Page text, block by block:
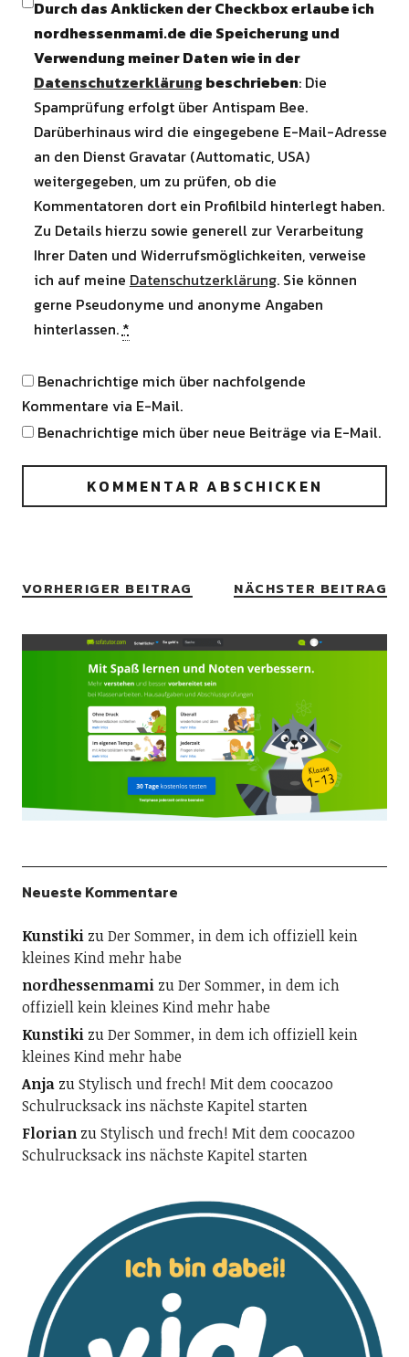
Durch das Anklicken der Checkbox erlaube ich
nordhessenmami.de die Speicherung und
Verwendung meiner Daten wie in der
Datenschutzerklärung beschrieben: Die
Spamprüfung erfolgt über Antispam Bee.
Darüberhinaus wird die eingegebene E-Mail-Adresse
an den Dienst Gravatar (Auttomatic, USA)
weitergegeben, um zu prüfen, ob die
Kommentatoren dort ein Profilbild hinterlegt haben.
Zu Details hierzu sowie generell zur Verarbeitung
Ihrer Daten und Widerrufsmöglichkeiten, verweise
ich auf meine Datenschutzerklärung. Sie können
gerne Pseudonyme und anonyme Angaben
hinterlassen.*
Benachrichtige mich über nachfolgende
Kommentare via E-Mail.
Benachrichtige mich über neue Beiträge via E-Mail.
VORHERIGER BEITRAG NÄCHSTER BEITRAG
Neueste Kommentare
KunstikizuDer Sommer, in dem ich offiziell kein
kleines Kind mehr habe
nordhessenmamizuDer Sommer, in dem ich
offiziell kein kleines Kind mehr habe
KunstikizuDer Sommer, in dem ich offiziell kein
kleines Kind mehr habe
AnjazuStylisch und frech! Mit dem coocazoo
Schulrucksack ins nächste Kapitel starten
FlorianzuStylisch und frech! Mit dem coocazoo
Schulrucksack ins nächste Kapitel starten